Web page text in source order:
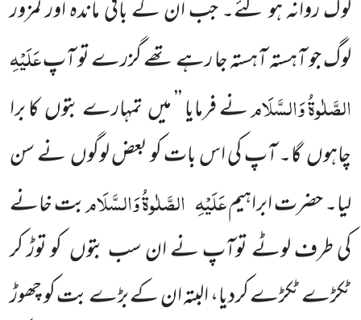
لوگ روانہ ہو گئے۔ جب ان کے باقی ماندہ اور کمزور
لوگ جو آہستہ آہستہ جا رہے تھے گزرے تو آپعَلَیْہِ
الصَّلٰوۃُ وَالسَّلَامنے فرمایا ’’ میں تمہارے بتوں کا برا
چاہوں گا۔ آپ کی اس بات کو بعض لوگوں نے سن
لیا۔ حضرت ابراہیمعَلَیْہِ الصَّلٰوۃُ وَالسَّلَامبت خانے
کی طرف لوٹے توآپ نے ان سب بتوں کو توڑ کر
ٹکڑے ٹکڑے کردیا، البتہ ان کے بڑے بت کو چھوڑ